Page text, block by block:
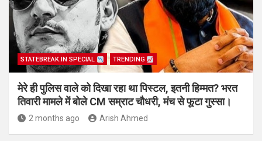
STATEBREAK.IN SPECIAL TRENDING
मेरे ही पुलिस वाले को दिखा रहा था पिस्टल, इतनी हिम्मत? भरत
तिवारी मामले में बोले CM सम्राट चौधरी, मंच से फूटा गुस्सा।
2 months ago Arish Ahmed